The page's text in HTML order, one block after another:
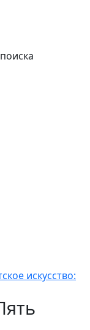
искусство: